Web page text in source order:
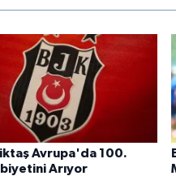
Avrupa'da 100.
Arıyor